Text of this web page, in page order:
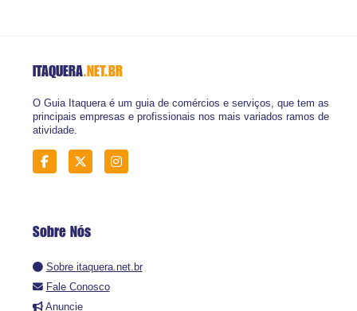
ITAQUERA.NET.BR
O Guia Itaquera é um guia de comércios e serviços, que tem as
principais empresas e profissionais nos mais variados ramos de
atividade.
Sobre Nós
Sobre itaquera.net.br
Fale Conosco
Anuncie